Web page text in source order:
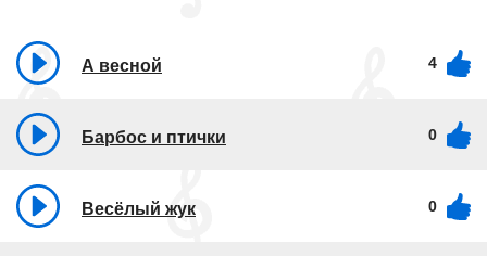
А весной 4
Барбос и птички 0
Весёлый жук 0